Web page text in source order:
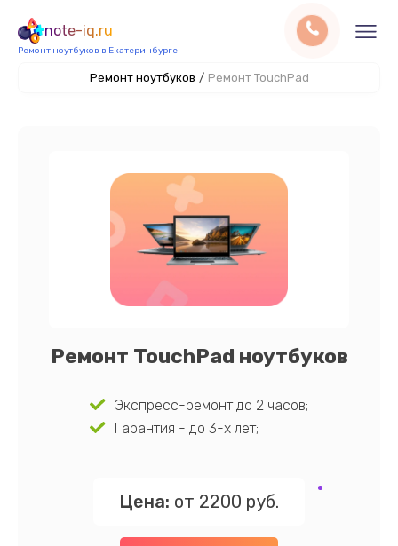
note-iq.ru
Ремонт ноутбуков в Екатеринбурге
Ремонт ноутбуков / Ремонт TouchPad
Ремонт TouchPad ноутбуков
Экспресс-ремонт до 2 часов;
Гарантия - до 3-х лет;
Цена: от 2200 руб.